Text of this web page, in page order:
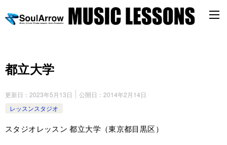
都立大学
更新日： 2023年5月13日 公開日： 2014年2月14日
レッスンスタジオ
スタジオレッスン 都立大学（東京都目黒区）